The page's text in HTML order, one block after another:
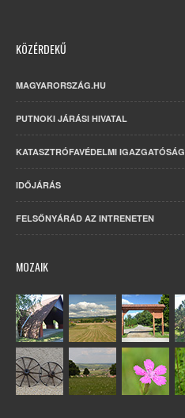
KÖZÉRDEKŰ
MAGYARORSZÁG.HU
PUTNOKI JÁRÁSI HIVATAL
KATASZTRÓFAVÉDELMI IGAZGATÓSÁG
IDŐJÁRÁS
FELSŐNYÁRÁD AZ INTRENETEN
MOZAIK